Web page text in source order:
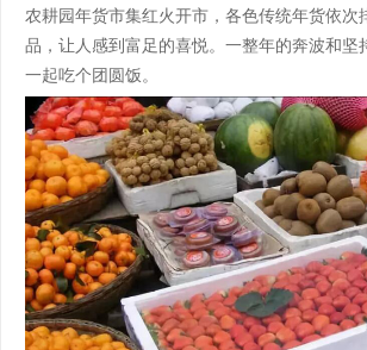
农耕园年货市集红火开市，各色传统年货依次
品，让人感到富足的喜悦。一整年的奔波和坚
一起吃个团圆饭。